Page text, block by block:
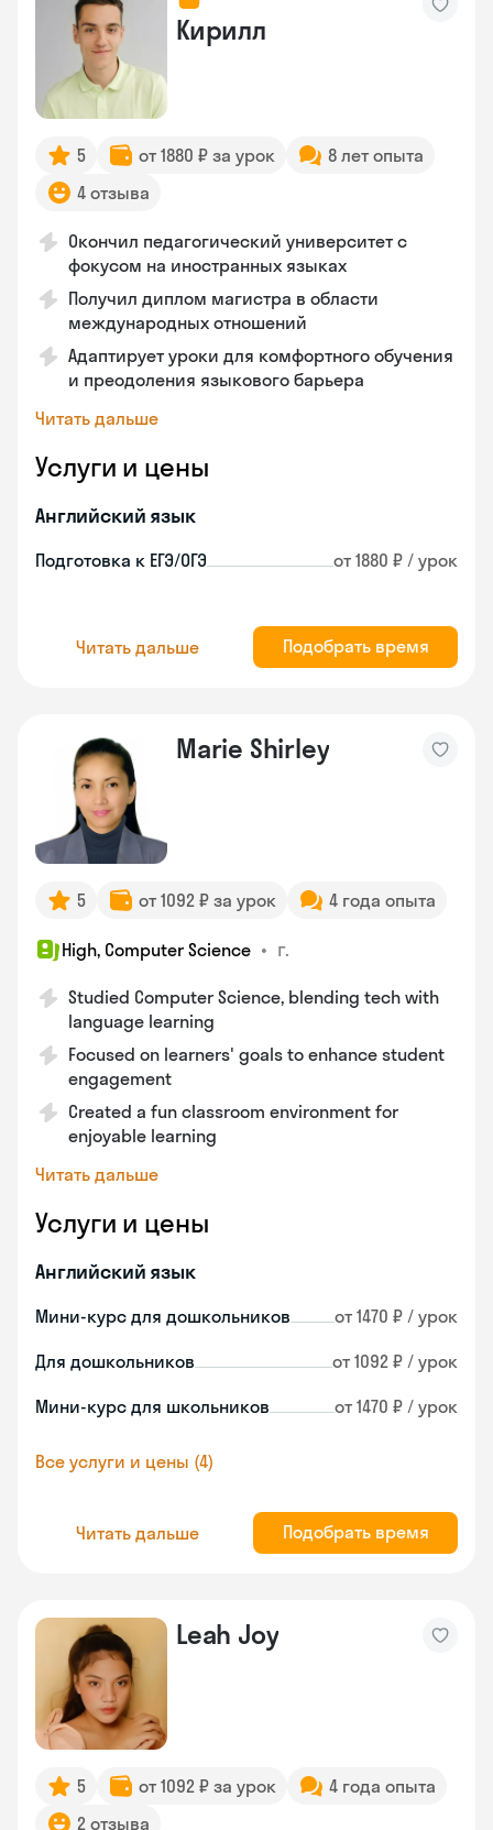
Кирилл
5 от 1880 ₽ за урок
8 лет опыта
4 отзыва
Окончил педагогический университет с
фокусом на иностранных языках
Получил диплом магистра в области
международных отношений
Адаптирует уроки для комфортного обучения
и преодоления языкового барьера
Читать дальше
Услуги и цены
Английский язык
Подготовка к ЕГЭ/ОГЭ от 1880 ₽ / урок
Читать дальше Подобрать время
Marie Shirley
5 от 1092 ₽ за урок 4 года опыта
High, Computer Science • г.
Studied Computer Science, blending tech with
language learning
Focused on learners' goals to enhance student
engagement
Created a fun classroom environment for
enjoyable learning
Читать дальше
Услуги и цены
Английский язык
Мини-курс для дошкольников от 1470 ₽ / урок
Для дошкольников от 1092 ₽ / урок
Мини-курс для школьников от 1470 ₽ / урок
Все услуги и цены (4)
Читать дальше Подобрать время
Leah Joy
5 от 1092 ₽ за урок
4 года опыта
2 отзыва